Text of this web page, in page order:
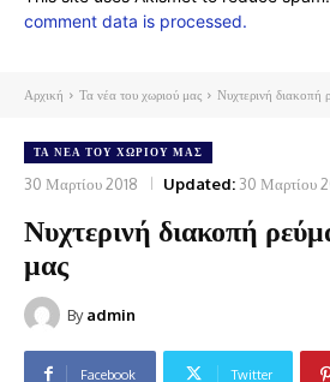
comment data is processed.